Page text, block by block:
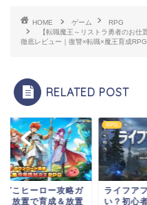
HOME ゲーム
RPG
【転職魔王～リストラ勇者のお
徹底レビュー｜復讐×転職×魔王育成RPG
RELATED POST
フアフターは面白
初心者からの完全攻
RPG
【ラテー
の第一歩